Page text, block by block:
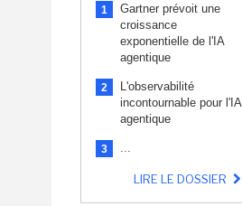
1
Gartner prévoit une
croissance
exponentielle de l'IA
agentique
2
L'observabilité
incontournable pour l'IA
agentique
3 ...
LIRE LE DOSSIER